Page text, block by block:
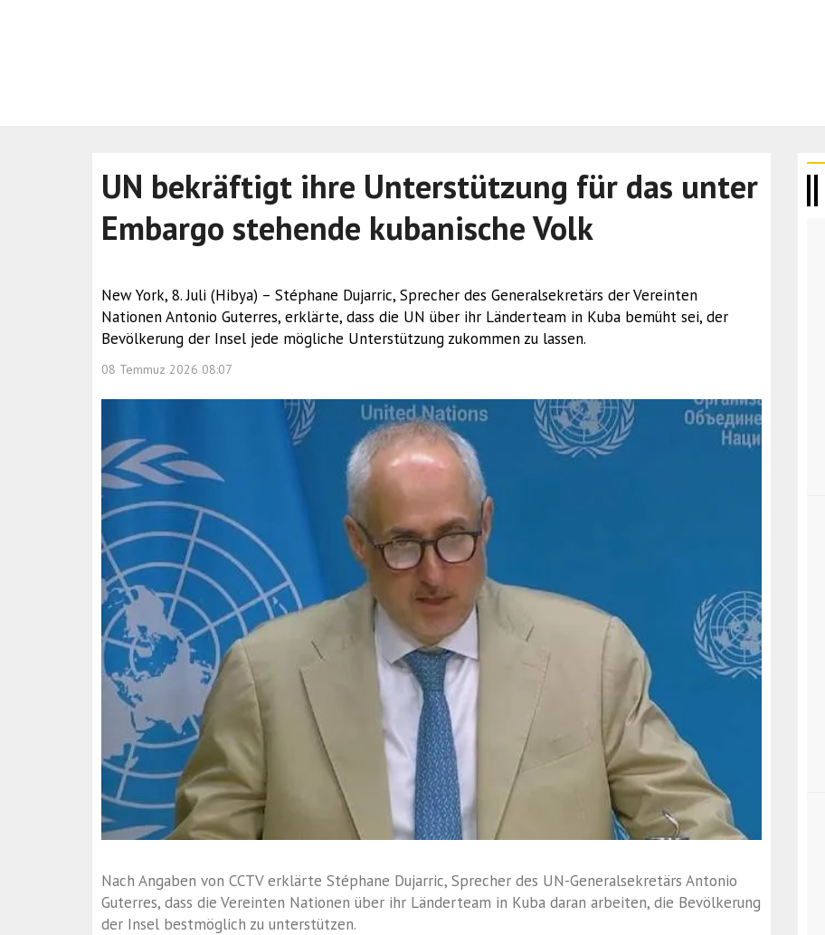
UN bekräftigt ihre Unterstützung für das unter
Embargo stehende kubanische Volk
New York, 8. Juli (Hibya) – Stéphane Dujarric, Sprecher des Generalsekretärs der Vereinten
Nationen Antonio Guterres, erklärte, dass die UN über ihr Länderteam in Kuba bemüht sei, der
Bevölkerung der Insel jede mögliche Unterstützung zukommen zu lassen.
08 Temmuz 2026 08:07
Nach Angaben von CCTV erklärte Stéphane Dujarric, Sprecher des UN-Generalsekretärs Antonio
Guterres, dass die Vereinten Nationen über ihr Länderteam in Kuba daran arbeiten, die Bevölkerung
der Insel bestmöglich zu unterstützen.